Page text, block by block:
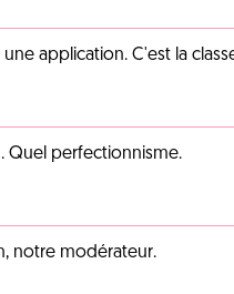
application. C'est la
Quel perfectionnisme.
notre modérateur.